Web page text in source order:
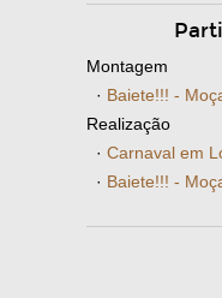
Montagem
· Baiete!!! -
Realização
· Carnaval em
· Baiete!!! -